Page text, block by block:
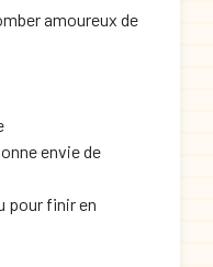
amoureux de
envie de
pour finir en